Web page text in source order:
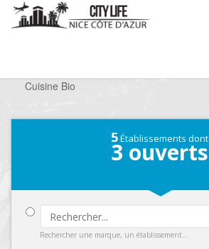
Cuisine Bio
5Établissements dont
3 ouverts
Rechercher une marque, un établissement...